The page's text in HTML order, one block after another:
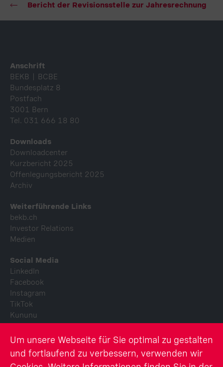
Bericht der Revisionsstelle zur Jahresrechnung
Fusszeile
Anschrift
BEKB | BCBE
Bundesplatz 8
Postfach
3001 Bern
Tel. 031 666 18 80
Downloads
Downloadcenter
Kurzbericht 2025
Offenlegungsbericht 2025
Archiv
Weiterführende Links
bekb.ch
Investor Relations
Medien
Social Media
LinkedIn
Facebook
Instagram
TikTok
Kununu
Youtube
© Berner Kantonalbank AG
Um unsere Webseite für Sie optimal zu gestalten
und fortlaufend zu verbessern, verwenden wir